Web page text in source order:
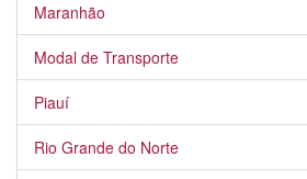
Maranhão
Modal de Transporte
Piauí
Rio Grande do Norte